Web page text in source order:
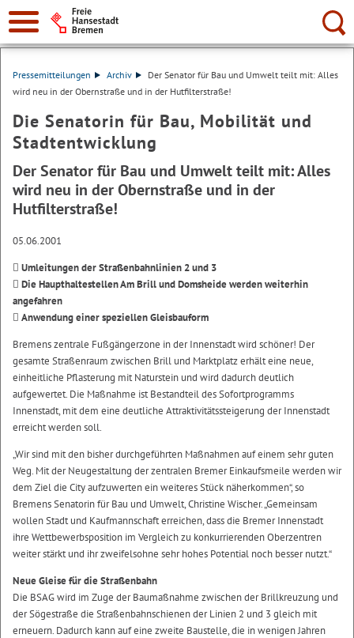
Suche:
Pressemitteilungen Archiv
Der Senator für Bau und Umwelt teilt mit: Alles
wird neu in der Obernstraße und in der Hutfilterstraße!
Die Senatorin für Bau, Mobilität und
Stadtentwicklung
Der Senator für Bau und Umwelt teilt mit: Alles
wird neu in der Obernstraße und in der
Hutfilterstraße!
05.06.2001
 Umleitungen der Straßenbahnlinien 2 und 3
 Die Haupthaltestellen Am Brill und Domsheide werden weiterhin
angefahren
 Anwendung einer speziellen Gleisbauform
Bremens zentrale Fußgängerzone in der Innenstadt wird schöner! Der
gesamte Straßenraum zwischen Brill und Marktplatz erhält eine neue,
einheitliche Pflasterung mit Naturstein und wird dadurch deutlich
aufgewertet. Die Maßnahme ist Bestandteil des Sofortprogramms
Innenstadt, mit dem eine deutliche Attraktivitätssteigerung der Innenstadt
erreicht werden soll.
„Wir sind mit den bisher durchgeführten Maßnahmen auf einem sehr guten
Weg. Mit der Neugestaltung der zentralen Bremer Einkaufsmeile werden wir
dem Ziel die City aufzuwerten ein weiteres Stück näherkommen“, so
Bremens Senatorin für Bau und Umwelt, Christine Wischer. „Gemeinsam
wollen Stadt und Kaufmannschaft erreichen, dass die Bremer Innenstadt
ihre Wettbewerbsposition im Vergleich zu konkurrierenden Oberzentren
weiter stärkt und ihr zweifelsohne sehr hohes Potential noch besser nutzt.“
Neue Gleise für die Straßenbahn
Die BSAG wird im Zuge der Baumaßnahme zwischen der Brillkreuzung und
der Sögestraße die Straßenbahnschienen der Linien 2 und 3 gleich mit
erneuern. Dadurch kann auf eine zweite Baustelle, die in wenigen Jahren